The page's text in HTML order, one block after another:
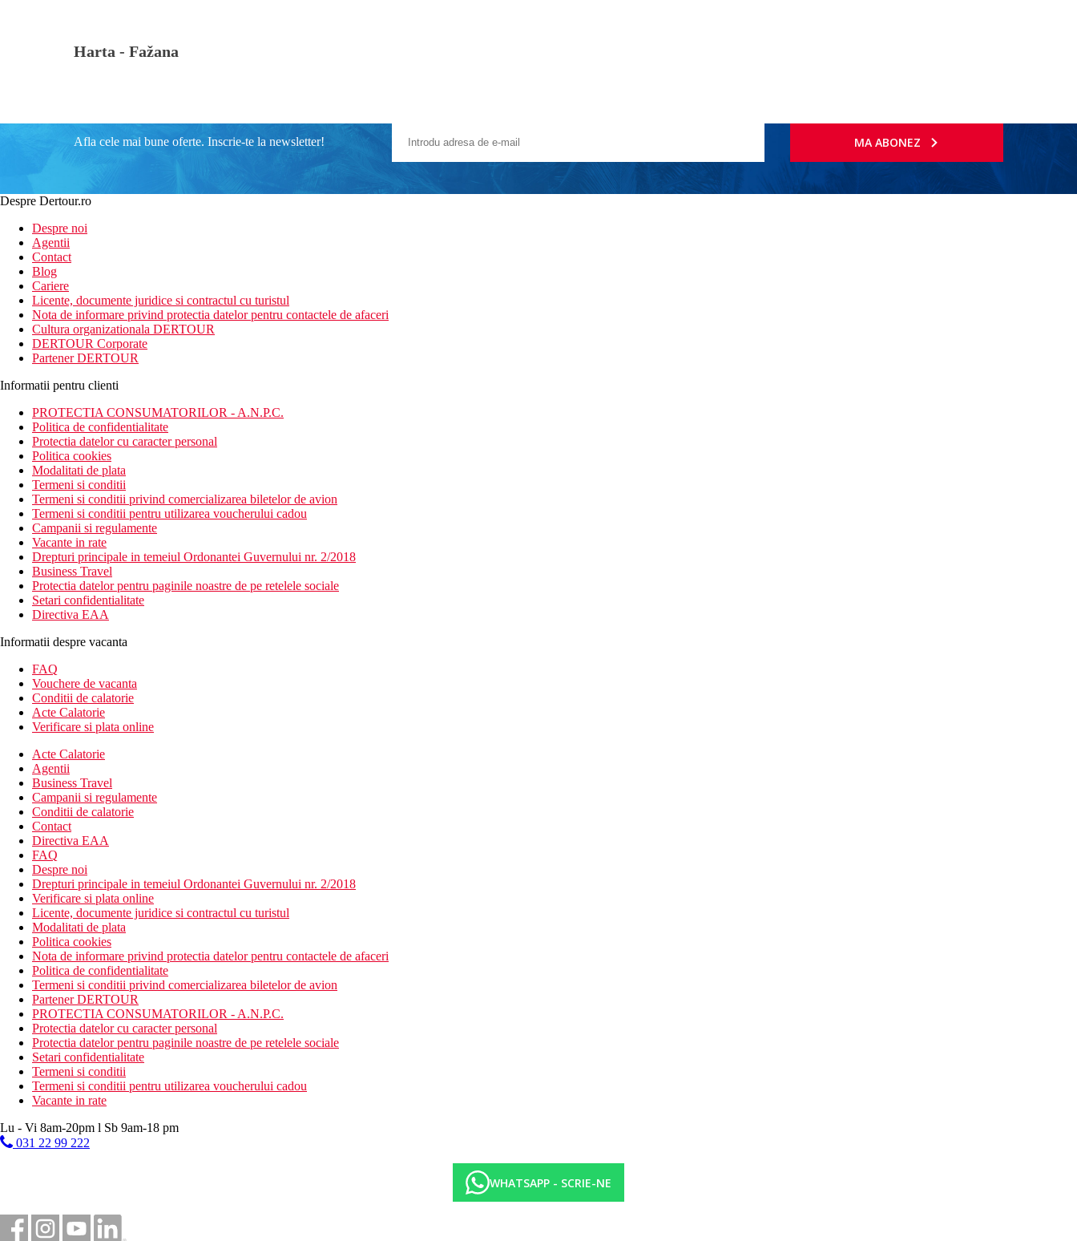
Harta - Fažana
Afla cele mai bune oferte. Inscrie-te la newsletter! MA ABONEZ
Despre Dertour.ro
Despre noi
Agentii
Contact
Blog
Cariere
Licente, documente juridice si contractul cu turistul
Nota de informare privind protectia datelor pentru contactele de afaceri
Cultura organizationala DERTOUR
DERTOUR Corporate
Partener DERTOUR
Informatii pentru clienti
PROTECTIA CONSUMATORILOR - A.N.P.C.
Politica de confidentialitate
Protectia datelor cu caracter personal
Politica cookies
Modalitati de plata
Termeni si conditii
Termeni si conditii privind comercializarea biletelor de avion
Termeni si conditii pentru utilizarea voucherului cadou
Campanii si regulamente
Vacante in rate
Drepturi principale in temeiul Ordonantei Guvernului nr. 2/2018
Business Travel
Protectia datelor pentru paginile noastre de pe retelele sociale
Setari confidentialitate
Directiva EAA
Informatii despre vacanta
FAQ
Vouchere de vacanta
Conditii de calatorie
Acte Calatorie
Verificare si plata online
Acte Calatorie
Agentii
Business Travel
Campanii si regulamente
Conditii de calatorie
Contact
Directiva EAA
FAQ
Despre noi
Drepturi principale in temeiul Ordonantei Guvernului nr. 2/2018
Verificare si plata online
Licente, documente juridice si contractul cu turistul
Modalitati de plata
Politica cookies
Nota de informare privind protectia datelor pentru contactele de afaceri
Politica de confidentialitate
Termeni si conditii privind comercializarea biletelor de avion
Partener DERTOUR
PROTECTIA CONSUMATORILOR - A.N.P.C.
Protectia datelor cu caracter personal
Protectia datelor pentru paginile noastre de pe retelele sociale
Setari confidentialitate
Termeni si conditii
Termeni si conditii pentru utilizarea voucherului cadou
Vacante in rate
Lu - Vi 8am-20pm l Sb 9am-18 pm
031 22 99 222
WHATSAPP - SCRIE-NE